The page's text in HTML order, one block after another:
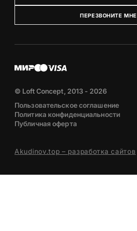
ПЕРЕЗВОНИТЕ МНЕ
© Loft Concept, 2013 - 2026
Пользовательское соглашение
Политика конфиденциальности
Публичная оферта
Akudinov.top – разработка сайтов